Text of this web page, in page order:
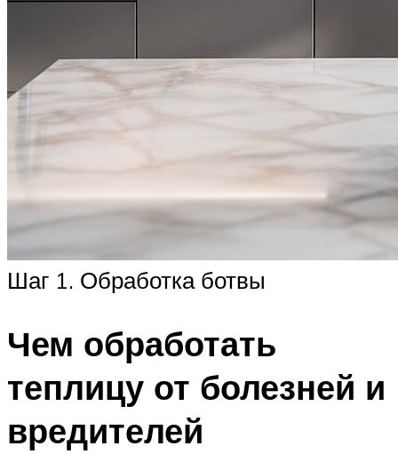
Шаг 1. Обработка ботвы
Чем обработать
теплицу от болезней и
вредителей